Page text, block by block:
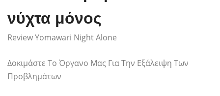
νύχτα μόνος
Review Yomawari Night Alone
Δοκιμάστε Το Όργανο Μας Για Την Εξάλειψη Των
Προβλημάτων